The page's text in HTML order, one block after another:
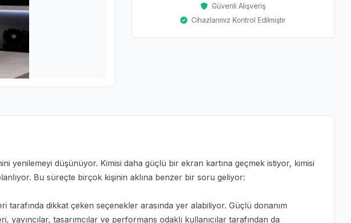
Güvenli Alışveriş
Cihazlarımız Kontrol Edilmiştir
yenilemeyi düşünüyor. Kimisi daha güçlü bir ekran kartına geçmek istiyor, kimisi
Bu süreçte birçok kişinin aklına benzer bir soru geliyor:
tarafında dikkat çeken seçenekler arasında yer alabiliyor. Güçlü donanım
tasarımcılar ve performans odaklı kullanıcılar tarafından da